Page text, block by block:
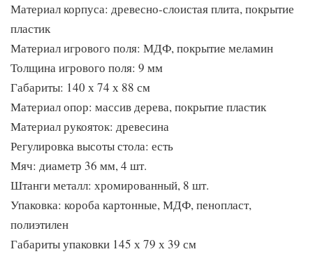
ИЗНОСОСТОЙКОСТЬ И ДОЛГОВЕЧНОСТЬ
Игровое поле изготовлено из МДФ защитным виниловым
покрытием, которое надежно поле оберегает от влаги,
царапин, сколов и других повреждений. На прочные
цельнометаллические штанги нанесено хромированное
покрытие, препятствующее появлению ржавчины.
БЕЗОПАСНОСТЬ И КОМФОРТ
Эргономичные рукоятки штанг обеспечивают комфортное
сцепление с ладонями игроков. С целью обеспечения
безопасности участников игры штанги оборудованы
специально разработанной для игровых столов Fortuna
системой защиты от травм Player Safety, которая имеет
особенно важное значение, если в помещении, где проходят
игры, присутствуют дети.
Материал корпуса: древесно-слоистая плита, покрытие
пластик
Материал игрового поля: МДФ, покрытие меламин
Толщина игрового поля: 9 мм
Габариты: 140 х 74 х 88 см
Материал опор: массив дерева, покрытие пластик
Материал рукояток: древесина
Регулировка высоты стола: есть
Мяч: диаметр 36 мм, 4 шт.
Штанги металл: хромированный, 8 шт.
Упаковка: короба картонные, МДФ, пенопласт,
полиэтилен
Габариты упаковки 145 х 79 х 39 см